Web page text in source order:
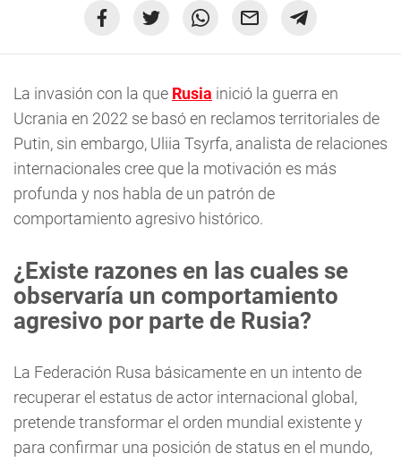
La invasión con la que Rusia inició la guerra en
Ucrania en 2022 se basó en reclamos territoriales de
Putin, sin embargo, Uliia Tsyrfa, analista de relaciones
internacionales cree que la motivación es más
profunda y nos habla de un patrón de
comportamiento agresivo histórico.
¿Existe razones en las cuales se
observaría un comportamiento
agresivo por parte de Rusia?
La Federación Rusa básicamente en un intento de
recuperar el estatus de actor internacional global,
pretende transformar el orden mundial existente y
para confirmar una posición de status en el mundo,